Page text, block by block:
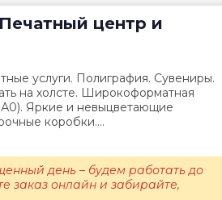
центр и
услуги. Полиграфия. Сувениры.
на холсте. Широкоформатная
Яркие и невыцветающие
коробки....
день – будем работать до
заказ онлайн и забирайте,